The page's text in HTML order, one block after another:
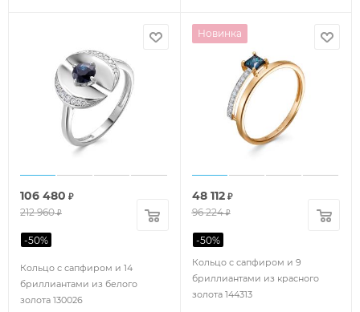
Кольцо с сапфиром и 14
бриллиантами из белого
золота 130026
106 480 ₽
212 960₽
-50%
Новинка
Кольцо с сапфиром и 9
бриллиантами из красного
золота 144313
48 112₽
96 224₽
-50%